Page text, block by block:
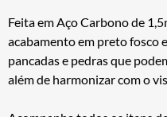
Feita em Aço Carbono de
acabamento em preto fosco
pancadas e pedras que
além de harmonizar com o